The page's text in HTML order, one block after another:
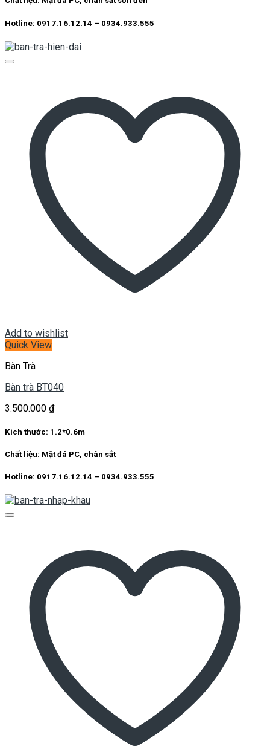
Hotline: 0917.16.12.14 – 0934.933.555
Add to wishlist
Quick View
Bàn Trà
Bàn trà BT040
3.500.000 ₫
Kích thước: 1.2*0.6m
Chất liệu: Mặt đá PC, chân sắt
Hotline: 0917.16.12.14 – 0934.933.555